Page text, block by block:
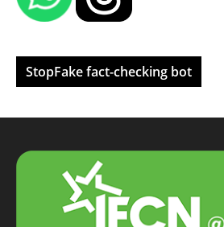
StopFake fact-checking bot